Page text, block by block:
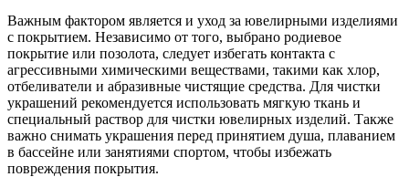
Важным фактором является и уход за ювелирными изделиями
с покрытием. Независимо от того, выбрано родиевое
покрытие или позолота, следует избегать контакта с
агрессивными химическими веществами, такими как хлор,
отбеливатели и абразивные чистящие средства. Для чистки
украшений рекомендуется использовать мягкую ткань и
специальный раствор для чистки ювелирных изделий. Также
важно снимать украшения перед принятием душа, плаванием
в бассейне или занятиями спортом, чтобы избежать
повреждения покрытия.